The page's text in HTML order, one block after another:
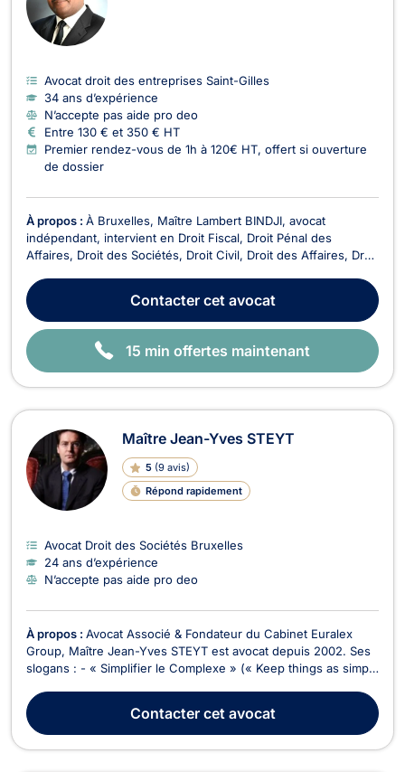
N
E
Avocat droit des entreprises Saint-Gilles
34 ans d’expérience
N’accepte pas aide pro deo
Entre 130 € et 350 € HT
Premier rendez-vous de 1h à 120€ HT, offert si ouverture
de dossier
À propos : À Bruxelles, Maître Lambert BINDJI, avocat
indépendant, intervient en Droit Fiscal, Droit Pénal des
Affaires, Droit des Sociétés, Droit Civil, Droit des Affaires, Droit
Associations et des Fondations et Droit Économique. Avocat
spécialisé en droit fiscal, il met so...
Contactercet avocat
15 min offertes maintenant
Maître Jean-Yves STEYT
5 (9 avis)
Répond rapidement
Avocat Droit des Sociétés Bruxelles
24 ans d’expérience
N’accepte pas aide pro deo
À propos : Avocat Associé & Fondateur du Cabinet Euralex
Group, Maître Jean-Yves STEYT est avocat depuis 2002. Ses
slogans : - « Simplifier le Complexe » (« Keep things as simple
que guérir ». Maître Jean-Yves STEYT attache une importance
primordiale au service à la ...
Contactercet avocat